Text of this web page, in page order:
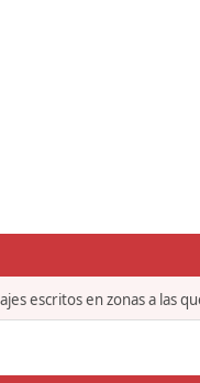
escritos en zonas a las